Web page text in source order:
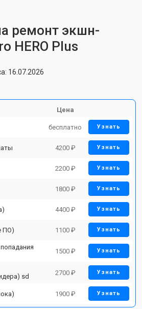
ремонт экшн-
HERO Plus
16.07.2026
Цена
бесплатно Узнать
4200 ₽ Узнать
2200 ₽ Узнать
1800 ₽ Узнать
4400 ₽ Узнать
ПО) 1100 ₽ Узнать
1500 ₽ Узнать
sd
2700 ₽ Узнать
1900 ₽ Узнать